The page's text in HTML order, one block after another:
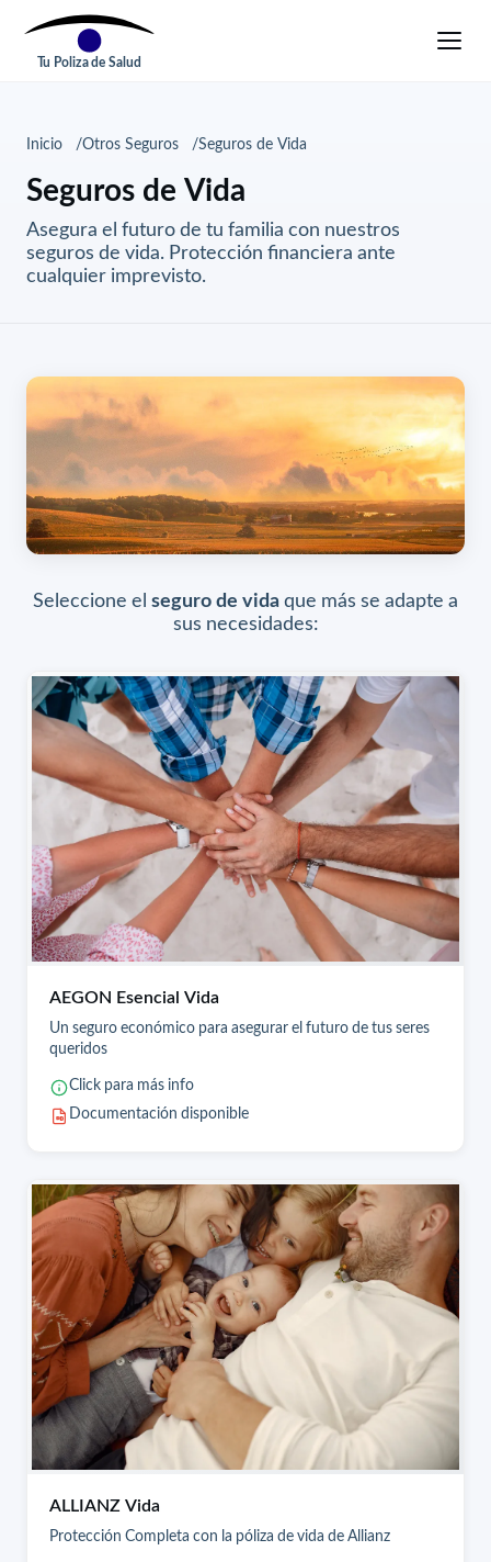
Tu Poliza de Salud
Inicio Otros Seguros Seguros de Vida
Seguros de Vida
Asegura el futuro de tu familia con nuestros
seguros de vida. Protección financiera ante
cualquier imprevisto.
Seleccione el seguro de vida que más se adapte a
sus necesidades:
AEGON Esencial Vida
Un seguro económico para asegurar el futuro de tus seres
queridos
Click para más info
Documentación disponible
ALLIANZ Vida
Protección Completa con la póliza de vida de Allianz